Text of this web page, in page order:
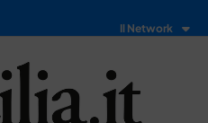
Il Network